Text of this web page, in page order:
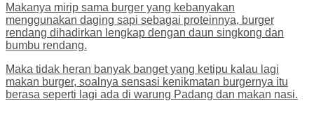
Makanya mirip sama burger yang kebanyakan
menggunakan daging sapi sebagai proteinnya, burger
rendang dihadirkan lengkap dengan daun singkong dan
bumbu rendang.
Maka tidak heran banyak banget yang ketipu kalau lagi
makan burger, soalnya sensasi kenikmatan burgernya itu
berasa seperti lagi ada di warung Padang dan makan nasi.